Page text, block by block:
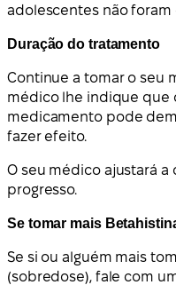
adolescentes não foram
Duração do tratamento
Continue a tomar o seu
médico lhe indique que
medicamento pode
fazer efeito.
O seu médico ajustará
progresso.
Se tomar mais
Se si ou alguém mais
(sobredose), fale com